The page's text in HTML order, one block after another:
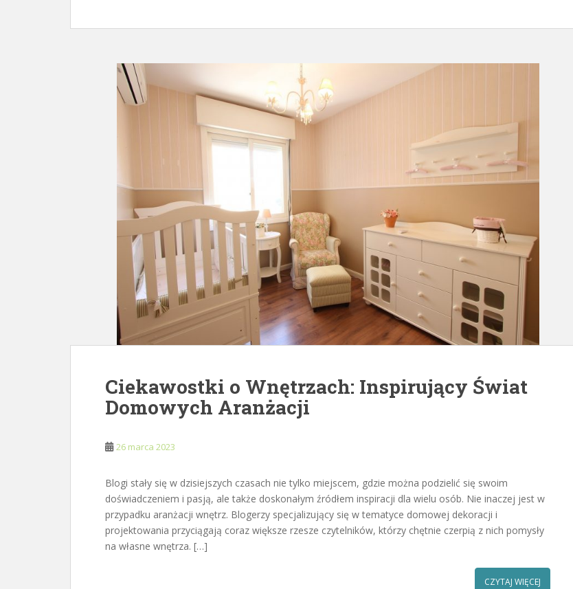
Ciekawostki o Wnętrzach: Inspirujący Świat
Domowych Aranżacji
26 marca 2023
Blogi stały się w dzisiejszych czasach nie tylko miejscem, gdzie można podzielić się swoim
doświadczeniem i pasją, ale także doskonałym źródłem inspiracji dla wielu osób. Nie inaczej jest w
przypadku aranżacji wnętrz. Blogerzy specjalizujący się w tematyce domowej dekoracji i
projektowania przyciągają coraz większe rzesze czytelników, którzy chętnie czerpią z nich pomysły
na własne wnętrza. […]
CZYTAJ WIĘCEJ